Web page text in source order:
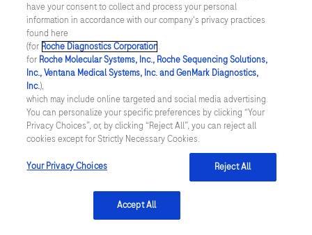
SWEDEN/Svenska
© 2026 Roche Diagnostics Sverige (Roche Diagnostics Scandinavia AB)
Senast uppdaterad: 09.08.2026
Den här webbplatsen är riktad till en bred målgrupp. Det kan
därför förekomma produktinformation eller annan information som
inte är tillämplig för dig eller landet du är verksam i. Observera att
vi inte är ansvariga för eventuell användning av information som
inte uppfyller lagkrav eller regler om godkännande eller
have your consent to collect and process your personal
information in accordance with our company's privacy practices
found here
(for Roche Diagnostics Corporation.
for Roche Molecular Systems, Inc., Roche Sequencing Solutions,
Inc., Ventana Medical Systems, Inc. and GenMark Diagnostics,
Inc.),
which may include online targeted and social media advertising.
You can personalize your specific preferences by clicking “Your
Privacy Choices”, or, by clicking “Reject All”, you can reject all
cookies except for Strictly Necessary Cookies.
Your Privacy Choices Reject All
Accept All